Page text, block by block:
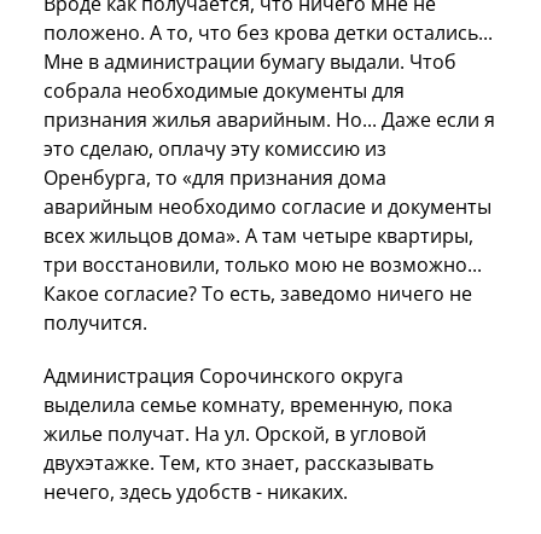
положено. А то, что без крова детки остались...
Мне в администрации бумагу выдали. Чтоб
собрала необходимые документы для
признания жилья аварийным. Но... Даже если я
это сделаю, оплачу эту комиссию из
Оренбурга, то «для признания дома
аварийным необходимо согласие и документы
всех жильцов дома». А там четыре квартиры,
три восстановили, только мою не возможно...
Какое согласие? То есть, заведомо ничего не
получится.
Администрация Сорочинского округа
выделила семье комнату, временную, пока
жилье получат. На ул. Орской, в угловой
двухэтажке. Тем, кто знает, рассказывать
нечего, здесь удобств - никаких.